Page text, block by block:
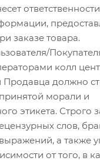
заказе товара.
колл
Продавца должно
морали и
этикета. Строго
слов,
а также
от того, в